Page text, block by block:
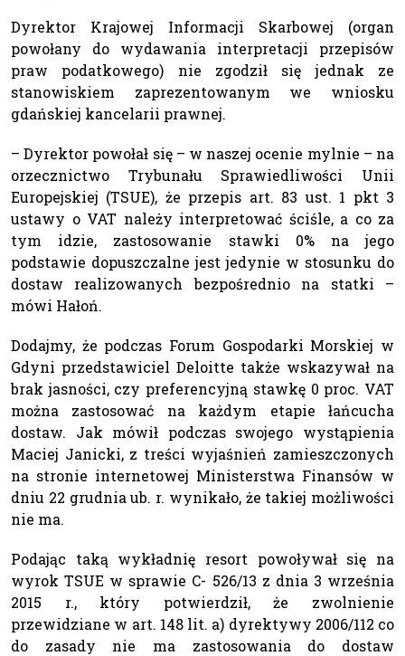
Dyrektor Krajowej Informacji Skarbowej (organ
powołany do wydawania interpretacji przepisów
praw podatkowego) nie zgodził się jednak ze
stanowiskiem zaprezentowanym we wniosku
gdańskiej kancelarii prawnej.
– Dyrektor powołał się – w naszej ocenie mylnie – na
orzecznictwo Trybunału Sprawiedliwości Unii
Europejskiej (TSUE), że przepis art. 83 ust. 1 pkt 3
ustawy o VAT należy interpretować ściśle, a co za
tym idzie, zastosowanie stawki 0% na jego
podstawie dopuszczalne jest jedynie w stosunku do
dostaw realizowanych bezpośrednio na statki –
mówi Hałoń.
Dodajmy, że podczas Forum Gospodarki Morskiej w
Gdyni przedstawiciel Deloitte także wskazywał na
brak jasności, czy preferencyjną stawkę 0 proc. VAT
można zastosować na każdym etapie łańcucha
dostaw. Jak mówił podczas swojego wystąpienia
Maciej Janicki, z treści wyjaśnień zamieszczonych
na stronie internetowej Ministerstwa Finansów w
dniu 22 grudnia ub. r. wynikało, że takiej możliwości
nie ma.
Podając taką wykładnię resort powoływał się na
wyrok TSUE w sprawie C- 526/13 z dnia 3 września
2015 r., który potwierdził, że zwolnienie
przewidziane w art. 148 lit. a) dyrektywy 2006/112 co
do zasady nie ma zastosowania do dostaw